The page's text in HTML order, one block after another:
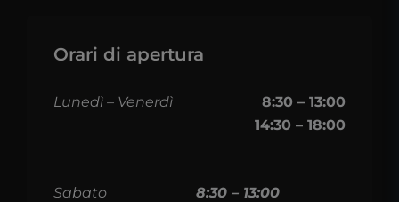
Orari di apertura
Lunedì – Venerdì
8:30 – 13:00
14:30 – 18:00
Sabato 8:30 – 13:00